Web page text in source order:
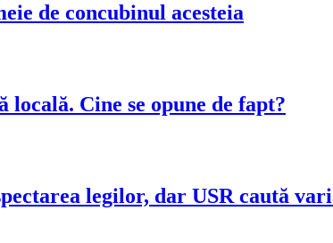
de concubinul acesteia
Cine se opune de fapt?
legilor, dar USR caută